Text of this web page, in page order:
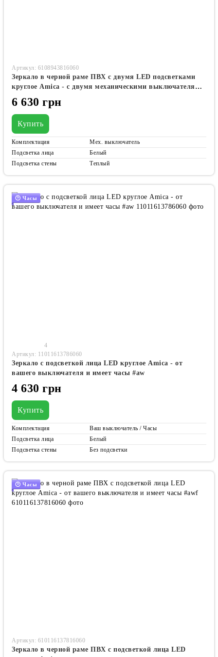
Артикул: 6108943816060
Зеркало в черной раме ПВХ с двумя LED подсветками
круглое Amica - с двумя механическими выключателями
#acf2
6 630 грн
Купить
Комплектация
Мех. выключатель
Подсветка лица
Белый
Подсветка стены
Теплый
🕑 Часы
4
Артикул: 11011613786060
Зеркало с подсветкой лица LED круглое Amica - от
вашего выключателя и имеет часы #aw
4 630 грн
Купить
Комплектация
Ваш выключатель / Часы
Подсветка лица
Белый
Подсветка стены
Без подсветки
🕑 Часы
Артикул: 610116137816060
Зеркало в черной раме ПВХ с подсветкой лица LED